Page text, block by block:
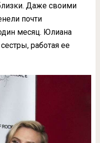
Даже своими
почти
месяц. Юлиана
работая ее